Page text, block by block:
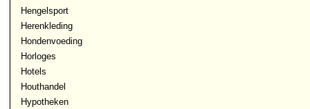
Hengelsport
Herenkleding
Hondenvoeding
Horloges
Hotels
Houthandel
Hypotheken